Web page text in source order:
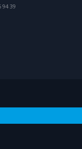
94 39